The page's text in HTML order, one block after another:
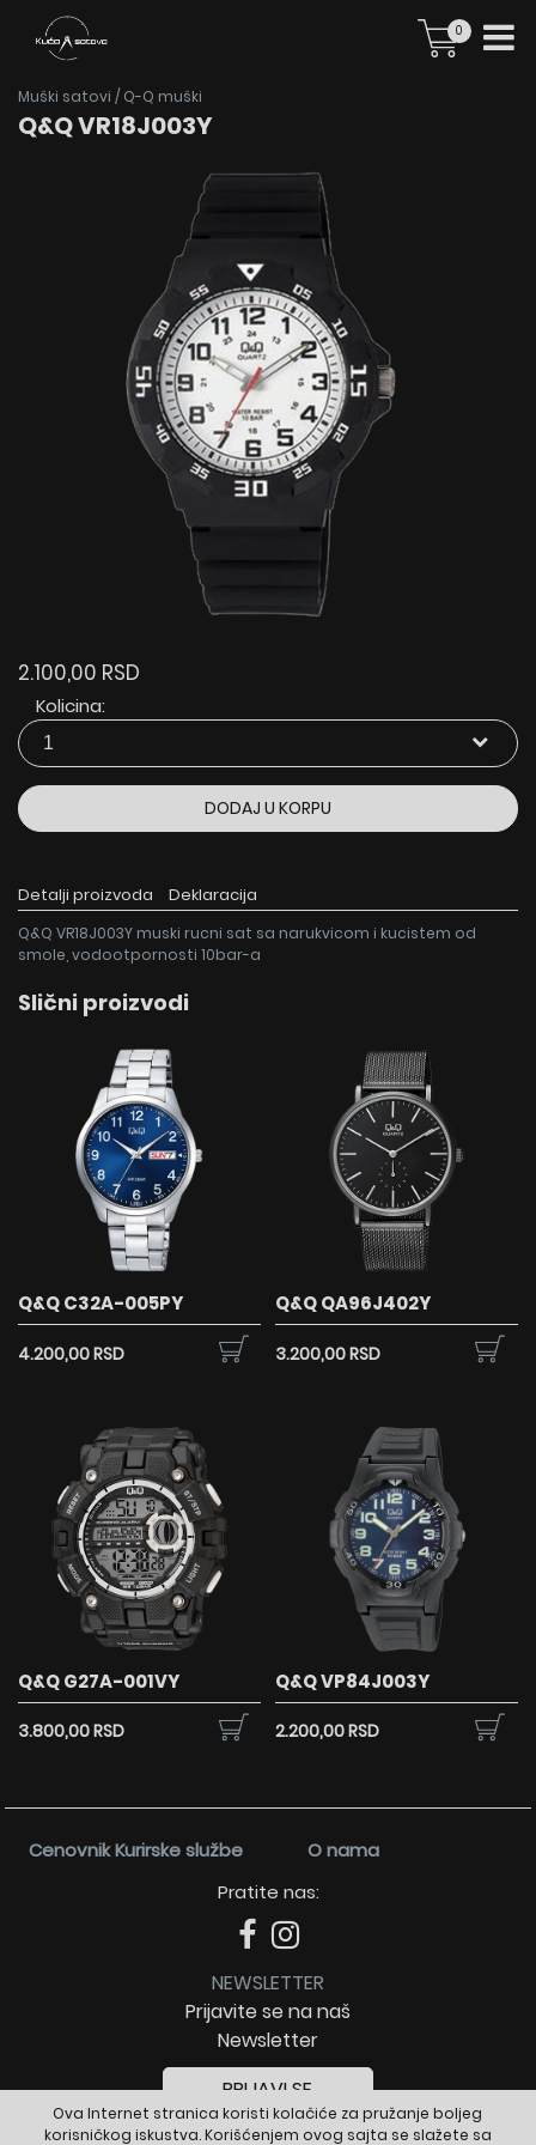
Ova Internet stranica koristi kolačiće za pružanje boljeg
korisničkog iskustva. Korišćenjem ovog sajta se slažete sa
0
Muški satovi / Q-Q muški
Q&Q VR18J003Y
2.100,00 RSD
Kolicina:
DODAJ U KORPU
Detalji proizvoda Deklaracija
Q&Q VR18J003Y muski rucni sat sa narukvicom i kucistem od
smole, vodootpornosti 10bar-a
Slični proizvodi
Q&Q C32A-005PY
4.200,00 RSD
Q&Q QA96J402Y
3.200,00 RSD
Q&Q G27A-001VY
3.800,00 RSD
Q&Q VP84J003Y
2.200,00 RSD
Cenovnik Kurirske službe
O nama
Pratite nas:
NEWSLETTER
Prijavite se na naš
Newsletter
PRIJAVI SE